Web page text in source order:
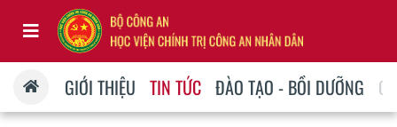
GIỚI THIỆU TIN TỨC ĐÀO TẠO - BỒI DƯỠNG